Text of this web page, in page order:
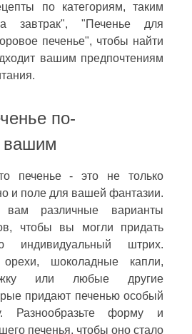
по категориям, таким
завтрак", "Печенье для
печенье", чтобы найти
вашим предпочтениям
по-
вашим
печенье - это не только
и поле для вашей фантазии.
различные варианты
чтобы вы могли придать
индивидуальный штрих.
шоколадные капли,
или любые другие
придают печенью особый
Разнообразьте форму и
печенья, чтобы оно стало